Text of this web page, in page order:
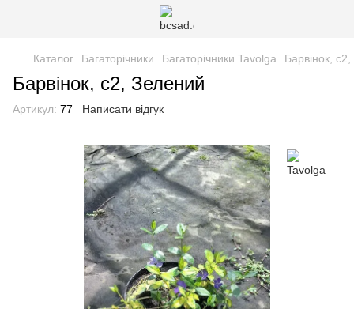
Каталог Багаторічники Багаторічники Tavolga Барвінок,
Барвінок, с2, Зелений
Артикул: 77 Написати відгук